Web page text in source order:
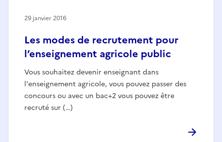
Les modes de recrutement pour
l’enseignement agricole public
Vous souhaitez devenir enseignant dans
l'enseignement agricole, vous pouvez passer des
concours ou avec un bac+2 vous pouvez être
recruté sur (…)
29 janvier 2016